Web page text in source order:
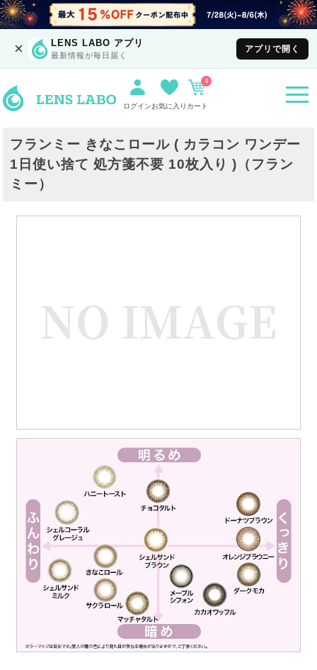
× LENS LABO アプリ
最新情報が毎日届く
アプリで開く
ログインお気に入り カート
0
フランミー きなこロール ( カラコン ワンデー
1日使い捨て 処方箋不要 10枚入り )（フラン
ミー）